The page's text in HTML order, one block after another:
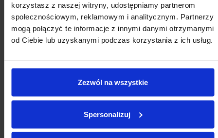
korzystasz z naszej witryny, udostępniamy partnerom
społecznościowym, reklamowym i analitycznym. Partnerzy
mogą połączyć te informacje z innymi danymi otrzymanymi
od Ciebie lub uzyskanymi podczas korzystania z ich usług.
Zezwól na wszystkie
Spersonalizuj